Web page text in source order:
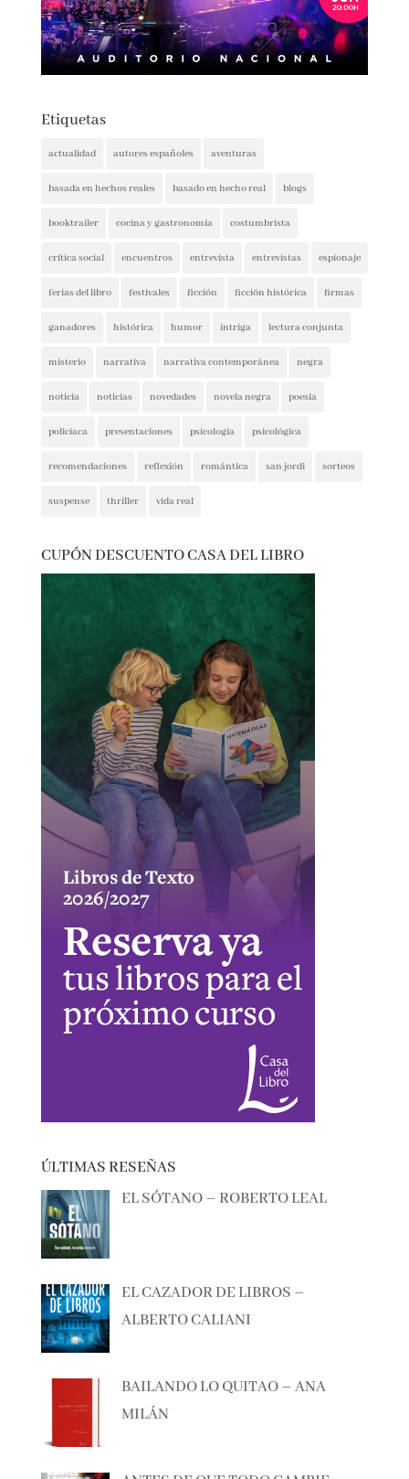
Etiquetas
actualidad autores españoles aventuras
basada en hechos reales basado en hecho real blogs
booktrailer cocina y gastronomía costumbrista
crítica social encuentros entrevista entrevistas espionaje
ferias del libro festivales ficción ficción histórica firmas
ganadores histórica humor intriga lectura conjunta
misterio narrativa narrativa contemporánea negra
noticia noticias novedades novela negra poesía
policíaca presentaciones psicología psicológica
recomendaciones reflexión romántica san jordi sorteos
suspense thriller vida real
CUPÓN DESCUENTO CASA DEL LIBRO
ÚLTIMAS RESEÑAS
EL SÓTANO – ROBERTO LEAL
EL CAZADOR DE LIBROS –
ALBERTO CALIANI
BAILANDO LO QUITAO – ANA
MILÁN